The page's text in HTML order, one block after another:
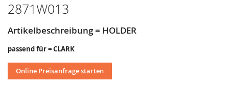
2871W013
Artikelbeschreibung = HOLDER
passend für = CLARK
Online Preisanfrage starten
Bildergalerie